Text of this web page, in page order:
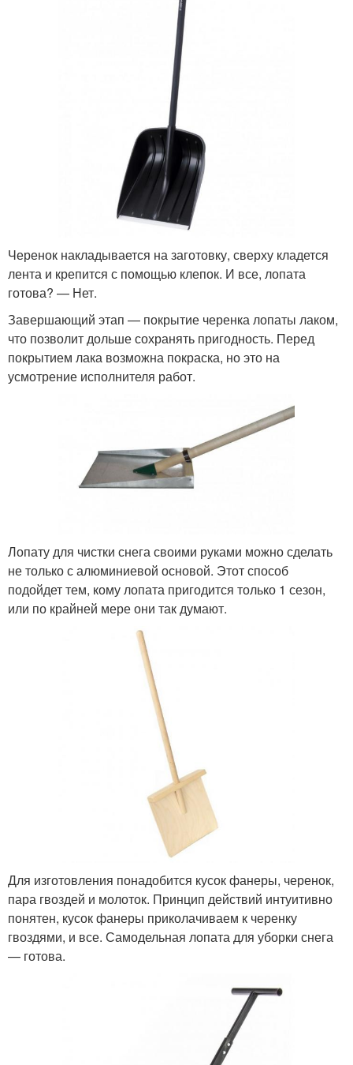
Черенок накладывается на заготовку, сверху кладется
лента и крепится с помощью клепок. И все, лопата
готова? — Нет.
Завершающий этап — покрытие черенка лопаты лаком,
что позволит дольше сохранять пригодность. Перед
покрытием лака возможна покраска, но это на
усмотрение исполнителя работ.
Лопату для чистки снега своими руками можно сделать
не только с алюминиевой основой. Этот способ
подойдет тем, кому лопата пригодится только 1 сезон,
или по крайней мере они так думают.
Для изготовления понадобится кусок фанеры, черенок,
пара гвоздей и молоток. Принцип действий интуитивно
понятен, кусок фанеры приколачиваем к черенку
гвоздями, и все. Самодельная лопата для уборки снега
— готова.